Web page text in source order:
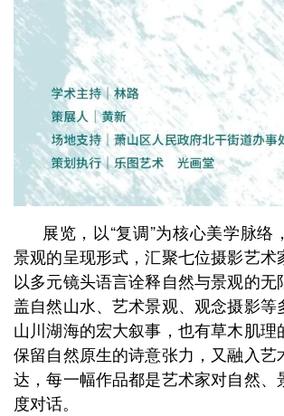
展览，以“复调”为核心美学脉络
景观的呈现形式，汇聚七位摄影艺术
以多元镜头语言诠释自然与景观的无
盖自然山水、艺术景观、观念摄影等
山川湖海的宏大叙事，也有草木肌理
保留自然原生的诗意张力，又融入艺
达，每一幅作品都是艺术家对自然、
度对话。